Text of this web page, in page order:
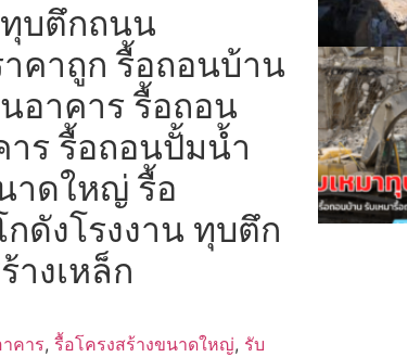
บตึกถนน
คาถูก รื้อถอนบ้าน
อาคาร รื้อถอน
าร รื้อถอนปั้มน้ำ
าดใหญ่ รื้อ
ดังโรงงาน ทุบตึก
างเหล็ก
คาร, รื้อโครงสร้างขนาดใหญ่, รับ